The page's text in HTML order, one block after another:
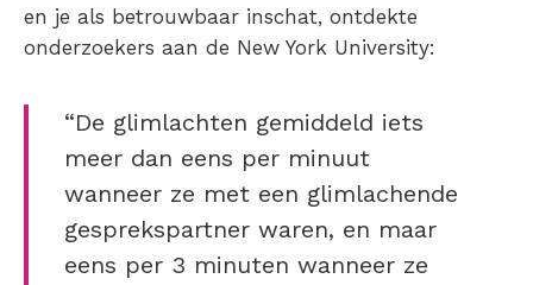
en je als betrouwbaar inschat, ontdekte
onderzoekers aan de New York University:
“De glimlachten gemiddeld iets
meer dan eens per minuut
wanneer ze met een glimlachende
gesprekspartner waren, en maar
eens per 3 minuten wanneer ze